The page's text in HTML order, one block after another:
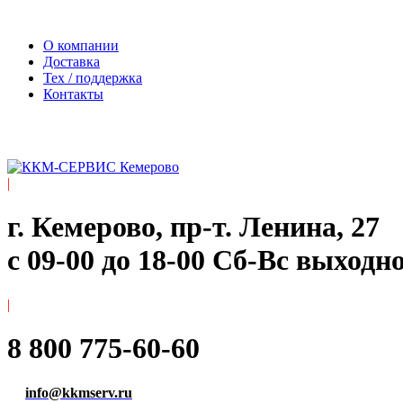
О компании
Доставка
Тех / поддержка
Контакты
|
г. Кемерово, пр-т. ​Ленина, 27
с 09-00 до 18-00 Сб-Вс
|
8 800 775-60-60
info@kkmserv.ru